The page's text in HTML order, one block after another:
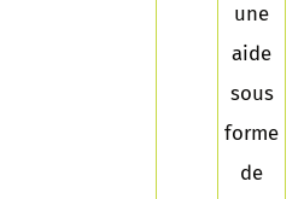
une
aide
sous
forme
de